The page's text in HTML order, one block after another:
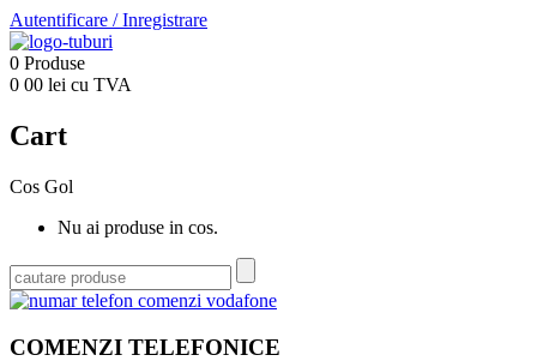
Autentificare /Inregistrare
0 Produse
0 00 lei cu TVA
Cart
Cos Gol
Nu ai produse in cos.
COMENZI TELEFONICE